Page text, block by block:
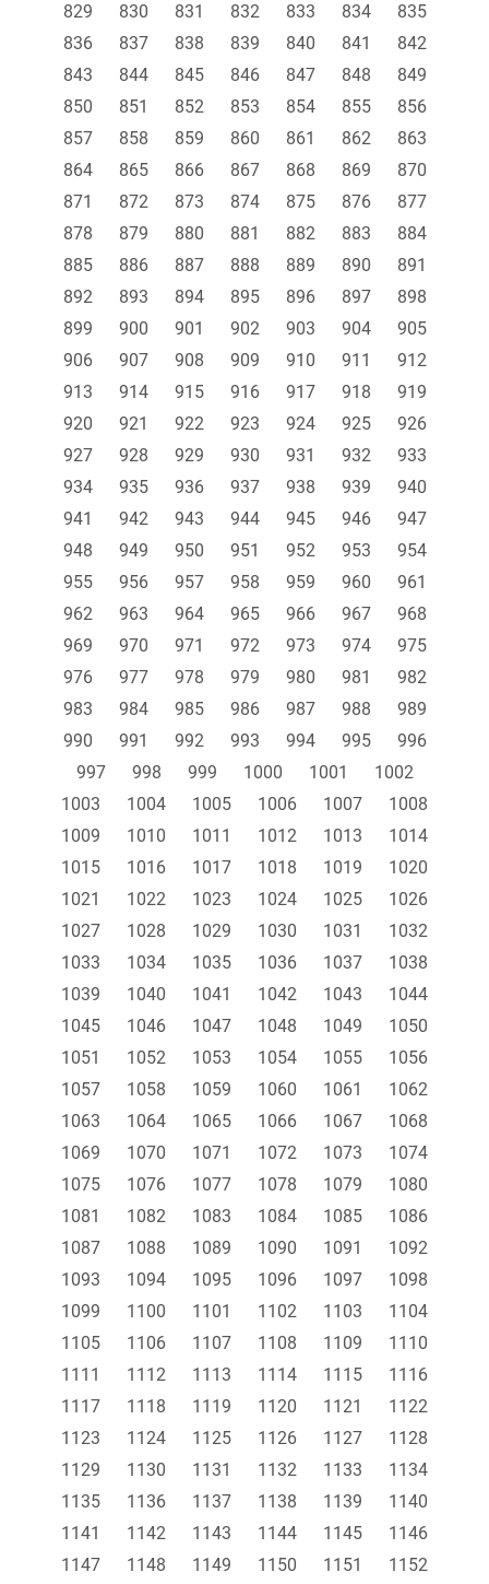
829
830 831 832 833 834
835
836
837 838 839 840 841
842
843
844 845 846 847 848
849
850
851 852 853 854 855
856
857
858 859 860 861 862
863
864
865 866 867 868 869
870
871
872 873 874 875 876
877
878
879 880 881 882 883
884
885
886 887 888 889 890
891
892
893 894 895 896 897
898
899
900 901 902 903 904
905
906
907 908 909 910 911
912
913
914 915 916 917 918
919
920
921 922 923 924 925
926
927
928 929 930 931 932
933
934
935 936 937 938 939
940
941
942 943 944 945 946
947
948
949 950 951 952 953
954
955
956 957 958 959 960
961
962
963 964 965 966 967
968
969
970 971 972 973 974
975
976
977 978 979 980 981
982
983
984 985 986 987 988
989
990
991 992 993 994 995
996
997
998 999 1000 1001
1002
1003
1004 1005 1006 1007
1008
1009
1010 1011 1012 1013
1014
1015
1016 1017 1018 1019
1020
1021
1022 1023 1024 1025
1026
1027
1028 1029 1030 1031
1032
1033
1034 1035 1036 1037
1038
1039
1040 1041 1042 1043
1044
1045
1046 1047 1048 1049
1050
1051
1052 1053 1054 1055
1056
1057
1058 1059 1060 1061
1062
1063
1064 1065 1066 1067
1068
1069
1070 1071 1072 1073
1074
1075
1076 1077 1078 1079
1080
1081
1082 1083 1084 1085
1086
1087
1088 1089 1090 1091
1092
1093
1094 1095 1096 1097
1098
1099
1100 1101 1102 1103
1104
1105
1106 1107 1108 1109
1110
1111
1112 1113 1114 1115
1116
1117
1118 1119 1120 1121
1122
1123
1124 1125 1126 1127
1128
1129
1130 1131 1132 1133
1134
1135
1136 1137 1138 1139
1140
1141
1142 1143 1144 1145
1146
1147
1148 1149 1150 1151 1152